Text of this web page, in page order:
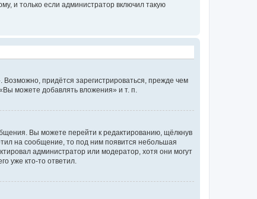
и только если администратор включил такую
придётся зарегистрироваться, прежде чем
можете добавлять вложения» и т. п.
Вы можете перейти к редактированию, щёлкнув
на сообщение, то под ним появится небольшая
администратор или модератор, хотя они могут
уже кто-то ответил.